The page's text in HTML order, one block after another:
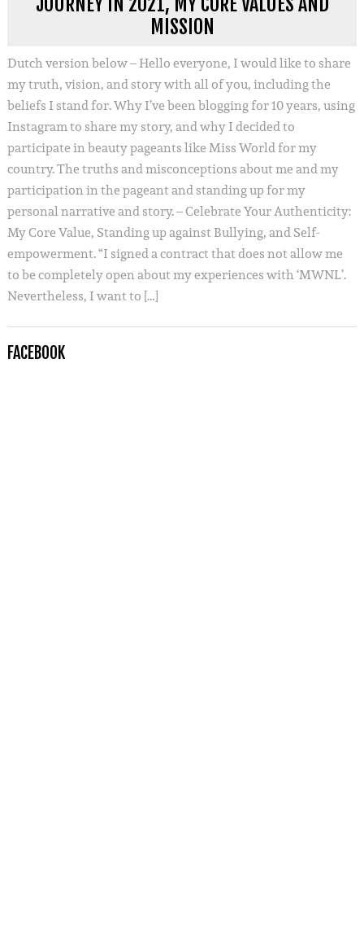
MISSION
Dutch version below – Hello everyone, I would like to share
my truth, vision, and story with all of you, including the
beliefs I stand for. Why I’ve been blogging for 10 years, using
Instagram to share my story, and why I decided to
participate in beauty pageants like Miss World for my
country. The truths and misconceptions about me and my
participation in the pageant and standing up for my
personal narrative and story. – Celebrate Your Authenticity:
My Core Value, Standing up against Bullying, and Self-
empowerment. “I signed a contract that does not allow me
to be completely open about my experiences with ‘MWNL’.
Nevertheless, I want to […]
FACEBOOK